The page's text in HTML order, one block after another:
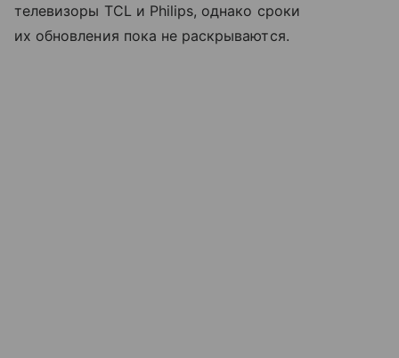
телевизоры TCL и Philips, однако сроки
их обновления пока не раскрываются.